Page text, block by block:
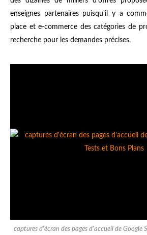
enseignes partenaires puisqu'il y a
place et e-commerce des catégories de
recherche pour les demandes précises.
captures d'écran des pages d'accueil de Google